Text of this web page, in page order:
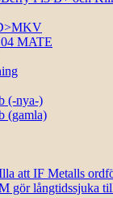
MATE
(-nya-)
(gamla)
att IF Metalls
gör långtidssjuka